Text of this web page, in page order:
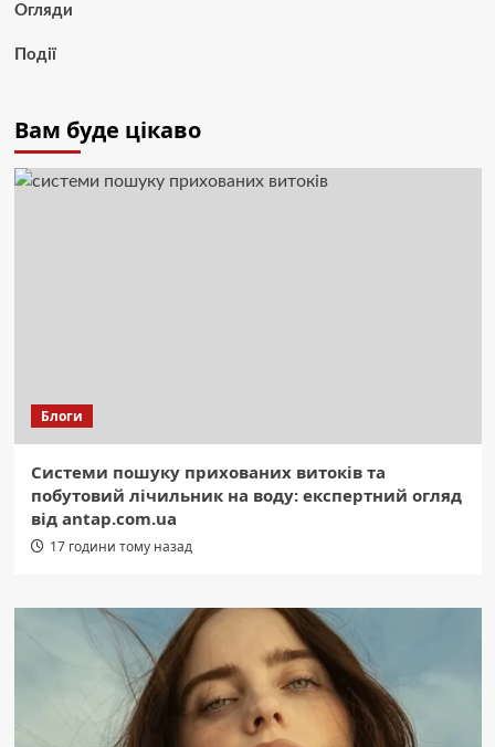
Огляди
Події
Вам буде цікаво
Блоги
Системи пошуку прихованих витоків та
побутовий лічильник на воду: експертний огляд
від antap.com.ua
17 години тому назад